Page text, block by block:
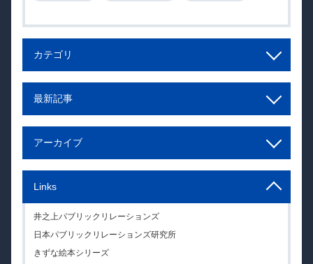
カテゴリ
最新記事
アーカイブ
Links
井之上パブリックリレーションズ
日本パブリックリレーションズ研究所
きずな絵本シリーズ